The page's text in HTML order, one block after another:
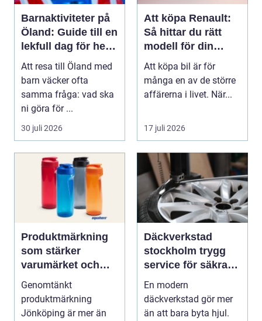
Barnaktiviteter på
Öland: Guide till en
lekfull dag för hela
familjen
Att resa till Öland med
barn väcker ofta
samma fråga: vad ska
ni göra för ...
30 juli 2026
Att köpa Renault:
Så hittar du rätt
modell för din
vardag
Att köpa bil är för
många en av de större
affärerna i livet. När...
17 juli 2026
Produktmärkning
som stärker
varumärket och
förenklar vardagen
Genomtänkt
produktmärkning
Jönköping är mer än
Däckverkstad
stockholm trygg
service för säkra
mil året runt
En modern
däckverkstad gör mer
än att bara byta hjul.